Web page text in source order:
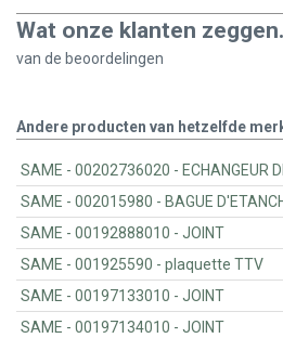
Wat onze klanten
van de beoordelingen
Andere producten van hetzelfde
SAME - 00202736020 -
SAME - 002015980 - BAGUE
SAME - 00192888010 - JOINT
SAME - 001925590 - plaquette TTV
SAME - 00197133010 - JOINT
SAME - 00197134010 - JOINT